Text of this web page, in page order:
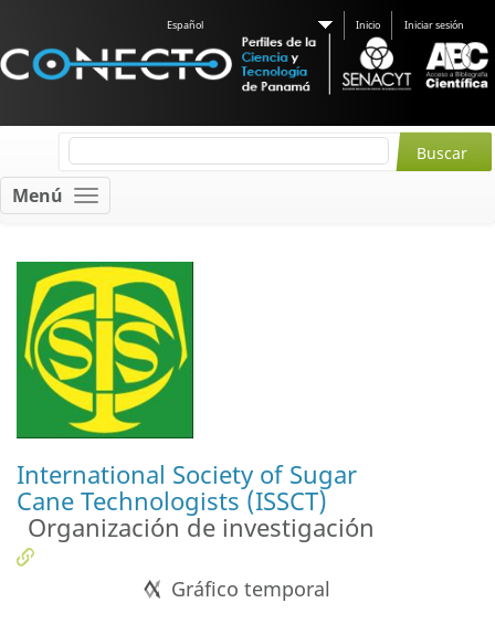
Español Inicio Iniciar sesión
Menú
International Society of Sugar
Cane Technologists (ISSCT)
Organización de investigación
Gráfico temporal